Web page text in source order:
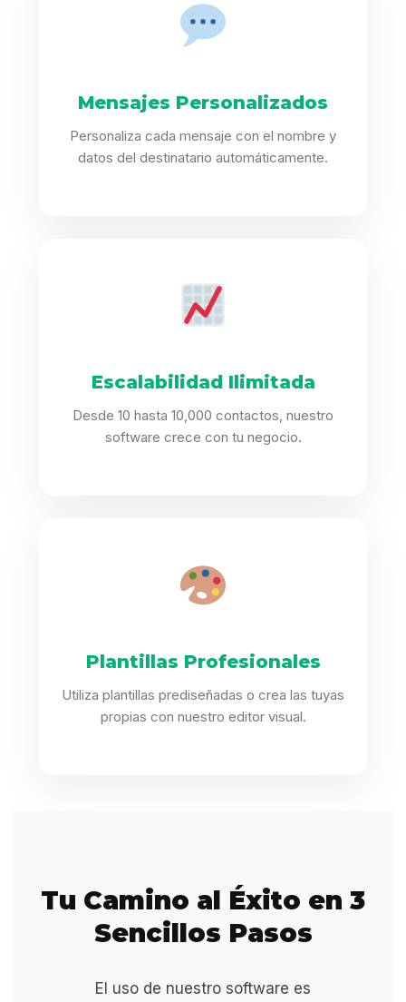
Mensajes Personalizados
Personaliza cada mensaje con el nombre y
datos del destinatario automáticamente.
Escalabilidad Ilimitada
Desde 10 hasta 10,000 contactos, nuestro
software crece con tu negocio.
Plantillas Profesionales
Utiliza plantillas prediseñadas o crea las tuyas
propias con nuestro editor visual.
Tu Camino al Éxito en 3
Sencillos Pasos
El uso de nuestro software es